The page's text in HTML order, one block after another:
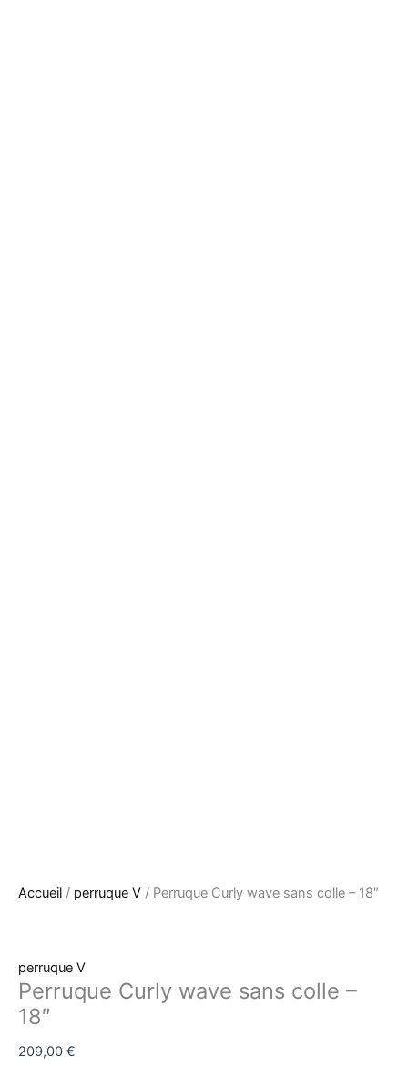
Accueil / perruque V / Perruque Curly wave sans colle – 18″
perruque V
Perruque Curly wave sans colle –
18″
209,00 €